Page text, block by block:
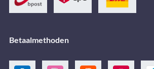
Betaalmethoden